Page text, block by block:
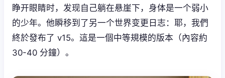
睁开眼睛时，发现自己躺在悬崖下，身体是一个弱小
的少年。他瞬移到了另一个世界变更日志：耶，我們
終於發布了 v15。這是一個中等規模的版本（內容約
30-40 分鐘）。